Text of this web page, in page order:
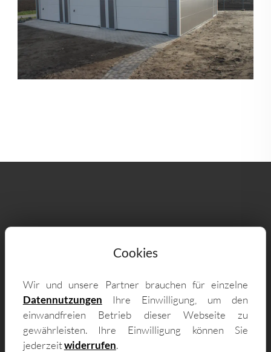
Lieferung & Vor-Ort-Montage für
auch im Oldenburg - zum Beispiel in:
26129 Bad Zwischenahn, 26160 Rostrup I,
26160 Rostrup II, 26160 Bad Zwischenahn II,
Cookies
Wir und unsere Partner brauchen für einzelne
Datennutzungen Ihre Einwilligung, um den
einwandfreien Betrieb dieser Webseite zu
gewährleisten. Ihre Einwilligung können Sie
jederzeitwiderrufen.